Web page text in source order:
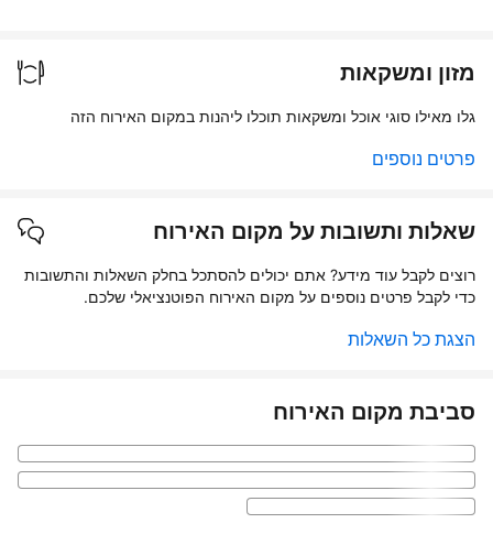
מזון ומשקאות
גלו מאילו סוגי אוכל ומשקאות תוכלו ליהנות במקום האירוח הזה
פרטים נוספים
שאלות ותשובות על מקום האירוח
רוצים לקבל עוד מידע? אתם יכולים להסתכל בחלק השאלות והתשובות
כדי לקבל פרטים נוספים על מקום האירוח הפוטנציאלי שלכם.
הצגת כל השאלות
סביבת מקום האירוח